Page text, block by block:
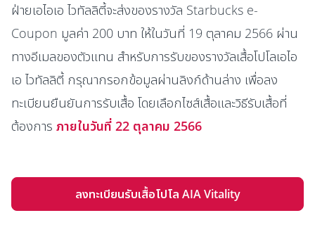
ฝ่ายเอไอเอ ไวทัลลิตี้จะส่งของรางวัล Starbucks e-
Coupon มูลค่า 200 บาท ให้ในวันที่ 19 ตุลาคม 2566 ผ่าน
ทางอีเมลของตัวแทน สำหรับการรับของรางวัลเสื้อโปโลเอไอ
เอ ไวทัลลิตี้ กรุณากรอกข้อมูลผ่านลิงก์ด้านล่าง เพื่อลง
ทะเบียนยืนยันการรับเสื้อ โดยเลือกไซส์เสื้อและวิธีรับเสื้อที่
ต้องการ ภายในวันที่ 22 ตุลาคม 2566
ลงทะเบียนรับเสื้อโปโล AIA Vitality